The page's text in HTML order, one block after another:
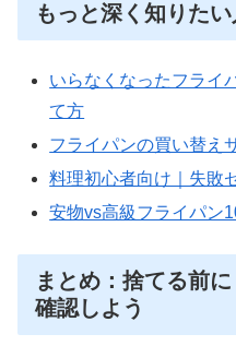
もっと深く知りた
いらなくなったフライ
て方
フライパンの買い替え
料理初心者向け｜失敗
安物vs高級フライパン
まとめ：捨てる前
確認しよう